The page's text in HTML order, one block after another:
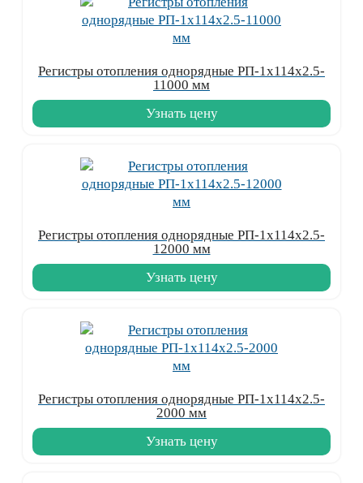
Регистры отопления однорядные РП-1x114x2.5-
11000 мм
Узнать цену
Регистры отопления однорядные РП-1x114x2.5-
12000 мм
Узнать цену
Регистры отопления однорядные РП-1x114x2.5-
2000 мм
Узнать цену